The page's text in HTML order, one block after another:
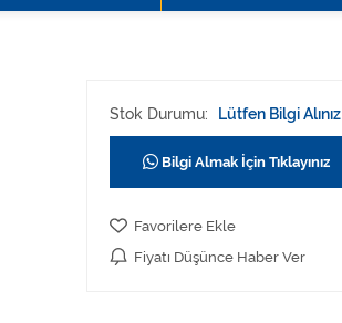
Stok Durumu: Lütfen Bilgi Alınız
Bilgi Almak İçin Tıklayınız
Favorilere Ekle
Fiyatı Düşünce Haber Ver